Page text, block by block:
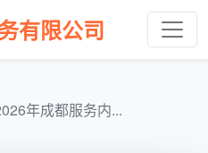
有限公司
年成都服务内...